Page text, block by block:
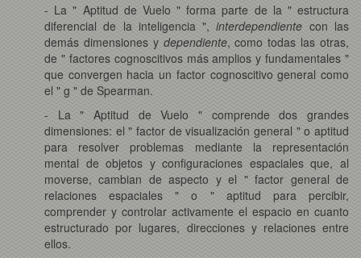
- La " Aptitud de Vuelo " forma parte de la " estructura
diferencial de la inteligencia ",interdependiente con las
demás dimensiones y dependiente, como todas las otras,
de " factores cognoscitivos más amplios y fundamentales "
que convergen hacia un factor cognoscitivo general como
el " g " de Spearman.
- La " Aptitud de Vuelo " comprende dos grandes
dimensiones: el " factor de visualización general " o aptitud
para resolver problemas mediante la representación
mental de objetos y configuraciones espaciales que, al
moverse, cambian de aspecto y el " factor general de
relaciones espaciales " o " aptitud para percibir,
comprender y controlar activamente el espacio en cuanto
estructurado por lugares, direcciones y relaciones entre
ellos.